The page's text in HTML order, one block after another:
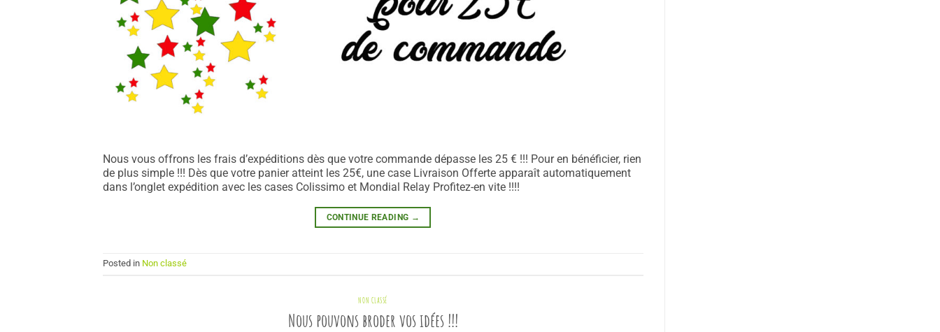
Nous vous offrons les frais d’expéditions dès que votre commande dépasse les 25 € !!! Pour en bénéficier, rien
de plus simple !!! Dès que votre panier atteint les 25€, une case Livraison Offerte apparaît automatiquement
dans l’onglet expédition avec les cases Colissimo et Mondial Relay Profitez-en vite !!!!
CONTINUE READING →
Posted in Non classé
NON CLASSÉ
Nous pouvons broder vos idées !!!